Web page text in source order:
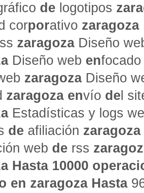
de logotipos
corporativo zaragoza
zaragozaDiseño
Diseño web en
zaragozaDiseño
zaragoza envío de l
Estadísticas y logs
de afiliación zaragoza
web de rss
Hasta 10000
en zaragoza Hasta